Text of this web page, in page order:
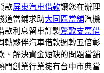
款屏東汽車借款讓您在辦理
道當鋪求助大同區當舖汽機
款利息留車訂製鶯歌支票借
轉夥伴汽車借款週轉五倍彰
、解決資金短缺的問題當舖
門創業行業擁有台中市典當